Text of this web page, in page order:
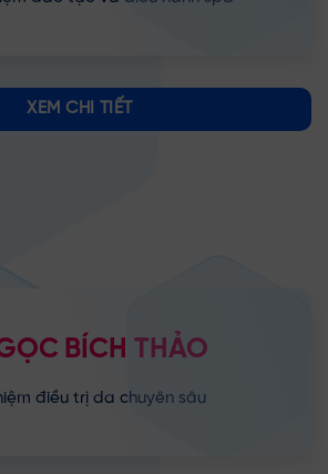
XEM CHI TIẾT
BÍCH THẢO
điều trị da chuyên sâu